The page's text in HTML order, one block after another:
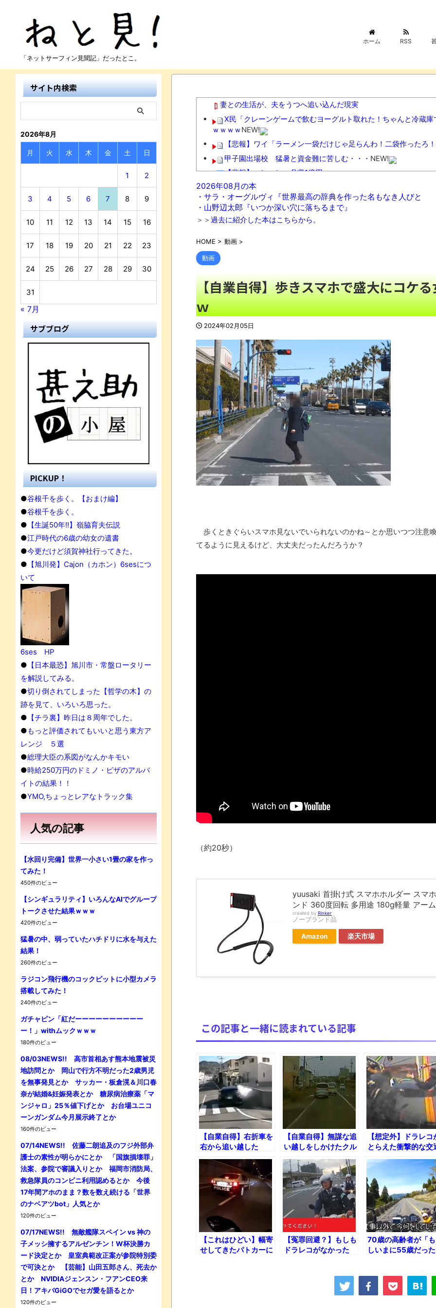
「ネットサーフィン見聞記」だったとこ。
ホーム RSS
妻との生活が、夫をうつへ追い込んだ現実
X民「クレーンゲームで飲むヨーグルト取れた！ちゃんと冷蔵
ｗｗｗｗNEW!
【悲報】ワイ「ラーメン一袋だけじゃ足らんわ！二袋作ったろ
甲子園出場校 猛暑と資金難に苦しむ・・・ NEW!
【悲報】コレコレ、月収1億円ｗｗｗｗｗｗｗｗｗｗｗｗｗｗｗ
【悲報】コロオギ食を広めようとして倒産した人、全く諦めて居
【悲報】みいちゃんの作者さん、泣いてしまう
NEW!
【動画】エスカレーターに巻き込まれるJKwwwwwwwwwx
【動画】自動ドアの仕組みを理解した富山のツバメが賢い。
ウード&ギターで奏でるFF5「古代図書館」！NEW!
【動画】泳いでいる途中で足がつく事に気付いたチワワが可愛
豚汁がたいへん好きなのだが、最近見かけるようになった豚
マストだ」「自分の理想はこれだ！」
レトロパソコンの雑誌掲載プログラムリストを打ち込んだゲー
積水ハウス「地面師に55億円騙し取られた…」 ワイ「はえーか
「これで11万取られたの!?」あるX民が玄関ドアノブの修理を頼
「題名のない音楽会」ゲーム音楽批判から36年 ～因果な逆転劇
50歳になりました
凡庸な悪
お前らの身体の悩み教えてくれ
『FF15』が発売10周年！ノクティスフィギュアなどが当たる記
みんななんだかんだ言ってお金持ってんじゃん
「アメリカのヤンキーがアジア人にケンカを売った結果ｗｗｗ
【読書感想】山野辺太郎『いつか深い穴に落ちるまで』
独学で挑んだ2026年二級建築士学科試験結果速報（仮）
体験談：仕事で同じビルの中に入っているグループ会社の嫁子 [
「ム、ムリです・・・」メガネ美人ナースに入院中のオレのオナ
ナチスドイツは何故バルバロッサ作戦とかいう無茶に踏み切っ
まるで親子のような子猫とシェパード
見ていると！悲しくなってしまう猫の画像の数々！！
Powered by livedoor 相互RSS
2026年08月の本
・サラ・オーグルヴィ『世界最高の辞典を作った名もなき人びと
・山野辺太郎『いつか深い穴に落ちるまで』
＞＞ 過去に紹介した本はこちらから。
HOME > 動画 >
動画
【自業自得】歩きスマホで盛大にコケ
ｗ
2024年02月05日
歩くときぐらいスマホ見ないでいられないのかね～とか思いつつ注意
てるように見えるけど、大丈夫だったんだろうか？
（約20秒）
yuusaki 首掛け式 スマホホルダー スマ
ンド 360度回転 多用途 180g軽量 アー
created by Rinker
ノーブランド品
Amazon 楽天市場
この記事と一緒に読まれている記事
【自業自得】右折車を
右から追い越した
DQN車の末路ｗｗｗ
【自業自得】無謀な追
い越しをしかけたクル
マの末路・・・
【想定外】ドラレコ
とらえた衝撃的な交
事故13連発!!
【これはひどい】幅寄
せしてきたパトカーに
【冤罪回避？】もしも
ドラレコがなかった
70歳の高齢者が「も
しいまに55歳だった
てみた！
サイト内検索
2026年8月
月 火 水 木 金 土 日
1 2
3 4 5 6 7 8 9
10 11 12 13 14 15 16
17 18 19 20 21 22 23
24 25 26 27 28 29 30
31
« 7月
サブブログ
PICKUP！
●谷根千を歩く。【おまけ編】
●谷根千を歩く。
● 【生誕50年!!】嶺脇育夫伝説
●江戸時代の6歳の幼女の遺書
●今更だけど須賀神社行ってきた。
● 【旭川発】Cajon（カホン）6sesにつ
いて
6ses HP
● 【日本最恐】旭川市・常盤ロータリー
を解説してみる。
●切り倒されてしまった【哲学の木】の
跡を見て、いろいろ思った。
● 【チラ裏】昨日は８周年でした。
●もっと評価されてもいいと思う東方ア
レンジ ５選
●総理大臣の系図がなんかキモい
●時給250万円のドミノ・ピザのアルバ
イトの結果！！
●YMO,ちょっとレアなトラック集
人気の記事
【水回り完備】世界一小さい1畳の家を作っ
てみた！
450件のビュー
【シンギュラリティ】いろんなAIでグループ
トークさせた結果ｗｗｗ
420件のビュー
猛暑の中、弱っていたハチドリに水を与えた
結果！
260件のビュー
ラジコン飛行機のコックピットに小型カメラ
搭載してみた！
240件のビュー
ガチャピン「紅だーーーーーーーーーー
ー！」withムックｗｗｗ
180件のビュー
08/03NEWS!! 高市首相あす熊本地震被災
地訪問とか 岡山で行方不明だった2歳男児
を無事発見とか サッカー・板倉滉＆川口春
奈が結婚&妊娠発表とか 糖尿病治療薬「マ
ンジャロ」25％値下げとか お台場ユニコ
ーンガンダム今月展示終了とか
160件のビュー
07/14NEWS!! 佐藤二朗追及のフジ外部弁
護士の素性が明らかにとか 「国旗損壊罪」
法案、参院で審議入りとか 福岡市消防局、
救急隊員のコンビニ利用認めるとか 今後
17年間アホのまま？数を数え続ける「世界
のナベアツbot」人気とか
120件のビュー
07/17NEWS!! 無敵艦隊スペイン vs 神の
子メッシ擁するアルゼンチン！W杯決勝カ
ード決定とか 皇室典範改正案が参院特別委
で可決とか 【芸能】山田五郎さん、死去か
とか NVIDIAジェンスン・フアンCEO来
日！アキバGiGOでセガ愛を語るとか
120件のビュー